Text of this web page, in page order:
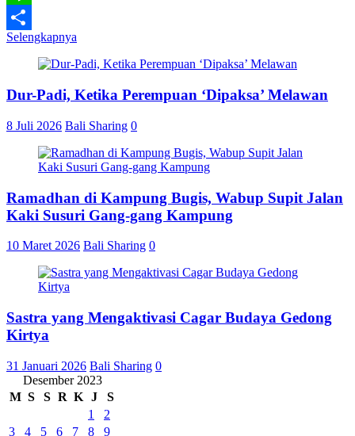
Line
Share
Selengkapnya
Dur-Padi, Ketika Perempuan ‘Dipaksa’ Melawan
8 Juli 2026 Bali Sharing 0
Ramadhan di Kampung Bugis, Wabup Supit Jalan
Kaki Susuri Gang-gang Kampung
10 Maret 2026 Bali Sharing 0
Sastra yang Mengaktivasi Cagar Budaya Gedong
Kirtya
31 Januari 2026 Bali Sharing 0
Desember 2023
M S S R K J
S
1
2
3
4 5 6 7 8 9